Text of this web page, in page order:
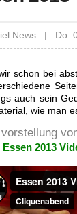
News | Do.
schon bei
auch sein
wie man
2013